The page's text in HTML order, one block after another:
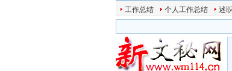
工作总结 个人工作总结 述